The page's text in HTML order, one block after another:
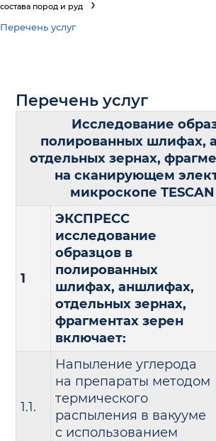
состава пород и руд
Перечень услуг
Перечень услуг
Исследование
полированных шлифах,
отдельных зернах,
на сканирующем
микроскопе TESCAN
1
ЭКСПРЕСС
исследование
образцов в
полированных
шлифах, аншлифах,
отдельных зернах,
фрагментах зерен
включает:
1.1.
Напыление углерода
на препараты методом
термического
распыления в вакууме
с использованием